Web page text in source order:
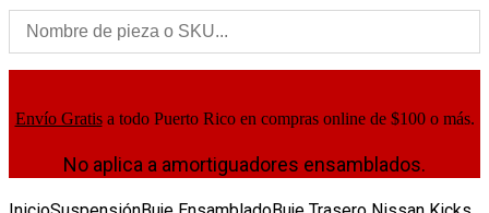
Envío Gratisa todo Puerto Rico en compras online de $100 o más.
No aplica a amortiguadores ensamblados.